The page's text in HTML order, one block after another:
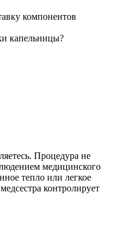
компонентов
капельницы?
Процедура не
медицинского
тепло или легкое
контролирует